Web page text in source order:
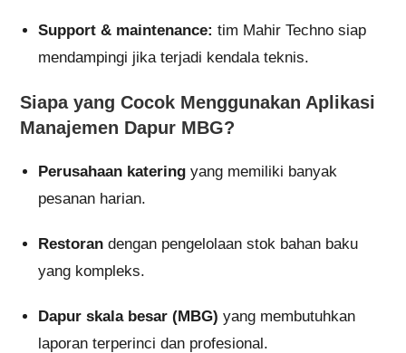
Support & maintenance: tim Mahir Techno siap
mendampingi jika terjadi kendala teknis.
Siapa yang Cocok Menggunakan Aplikasi
Manajemen Dapur MBG?
Perusahaan katering yang memiliki banyak
pesanan harian.
Restoran dengan pengelolaan stok bahan baku
yang kompleks.
Dapur skala besar (MBG) yang membutuhkan
laporan terperinci dan profesional.